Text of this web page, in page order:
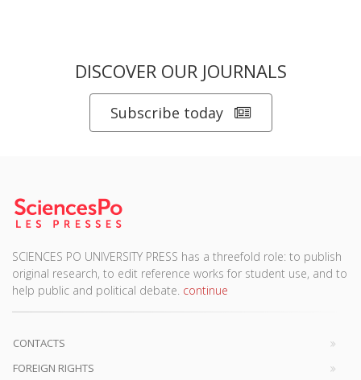
DISCOVER OUR JOURNALS
Subscribe today
SCIENCES PO UNIVERSITY PRESS has a threefold role: to publish
original research, to edit reference works for student use, and to
help public and political debate. continue
CONTACTS
FOREIGN RIGHTS